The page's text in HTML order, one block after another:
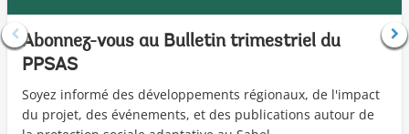
Abonnez-vous au Bulletin trimestriel du
PPSAS
Soyez informé des développements régionaux, de l'impact
du projet, des événements, et des publications autour de